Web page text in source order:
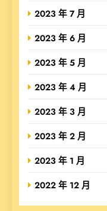
2023 年 7 月
2023 年 6 月
2023 年 5 月
2023 年 4 月
2023 年 3 月
2023 年 2 月
2023 年 1 月
2022 年 12 月